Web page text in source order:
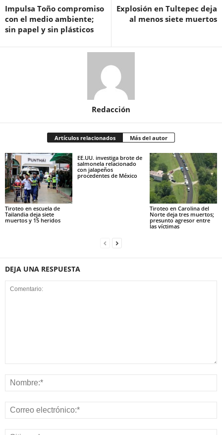
Impulsa Toño compromiso
con el medio ambiente;
sin papel y sin plásticos
Explosión en Tultepec deja
al menos siete muertos
Redacción
Artículos relacionados Más del autor
Tiroteo en escuela de
Tailandia deja siete
muertos y 15 heridos
EE.UU. investiga brote de
salmonela relacionado
con jalapeños
procedentes de México
Tiroteo en Carolina del
Norte deja tres muertos;
presunto agresor entre
las víctimas
DEJA UNA RESPUESTA